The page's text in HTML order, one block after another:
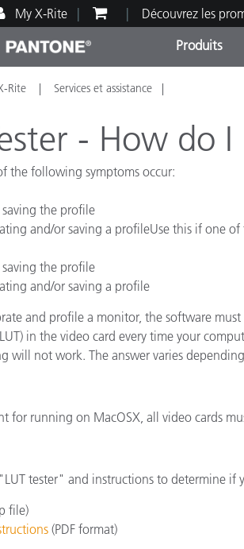
My X-Rite Découvrez les
Produits
et Emballage
Fabricants
technique
éducatives
Rite Services et assistance
- How do
the following symptoms occur:
the profile
and/or saving a profileUse this if one
the profile
and/or saving a profile
and profile a monitor, the software
in the video card every time your
will not work. The answer varies
for running on MacOSX, all video cards
tester" and instructions to determine if
file)
(PDF format)